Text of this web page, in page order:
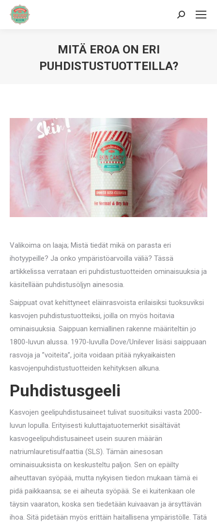
Hae:
MITÄ EROA ON ERI
PUHDISTUSTUOTTEILLA?
Valikoima on laaja; Mistä tiedät mikä on parasta eri
ihotyypeille? Ja onko ympäristöarvoilla väliä? Tässä
artikkelissa verrataan eri puhdistustuotteiden ominaisuuksia ja
käsitellään puhdistusöljyn ainesosia.
Saippuat ovat kehittyneet eläinrasvoista erilaisiksi tuoksuviksi
kasvojen puhdistustuotteiksi, joilla on myös hoitavia
ominaisuuksia. Saippuan kemiallinen rakenne määriteltiin jo
1800-luvun alussa. 1970-luvulla Dove/Unilever lisäsi saippuaan
rasvoja ja ”voiteita”, joita voidaan pitää nykyaikaisten
kasvojenpuhdistustuotteiden kehityksen alkuna.
Puhdistusgeeli
Kasvojen geelipuhdistusaineet tulivat suosituiksi vasta 2000-
luvun lopulla. Erityisesti kuluttajatuotemerkit sisältävät
kasvogeelipuhdistusaineet usein suuren määrän
natriumlauretisulfaattia (SLS). Tämän ainesosan
ominaisuuksista on keskusteltu paljon. Sen on epäilty
aiheuttavan syöpää, mutta nykyisen tiedon mukaan tämä ei
pidä paikkaansa; se ei aiheuta syöpää. Se ei kuitenkaan ole
täysin vaaraton, koska sen tiedetään kuivaavan ja ärsyttävän
ihoa. Sitä pidetään myös erittäin haitallisena ympäristölle. Tätä